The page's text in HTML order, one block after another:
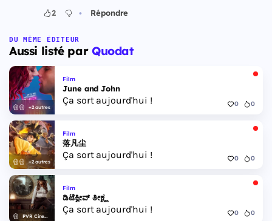
2
• Répondre
DU MÊME ÉDITEUR
Aussi listé par Quodat
+2 autres
Film
June and John
Ça sort aujourd'hui ! 0 0
+2 autres
Film
落凡尘
Ça sort aujourd'hui ! 0 0
PVR Cinemas
Film
ಡಿಟೆಕ್ವೀವ್ ತೀಕ್ಷ್ಣ
Ça sort aujourd'hui ! 0 0